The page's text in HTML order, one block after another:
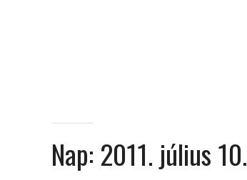
Nap: 2011. július 10.